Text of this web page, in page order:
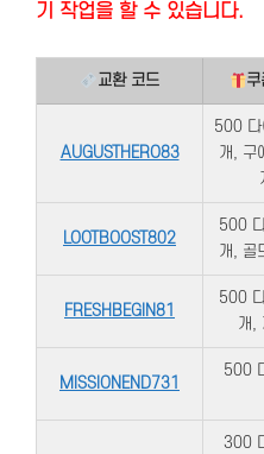
기 작업을 할 수 있습니다.
교환 코드
AUGUSTHERO83
500 다
개, 구
LOOTBOOST802
500
개, 골
FRESHBEGIN81
500
개,
MISSIONEND731
500
300